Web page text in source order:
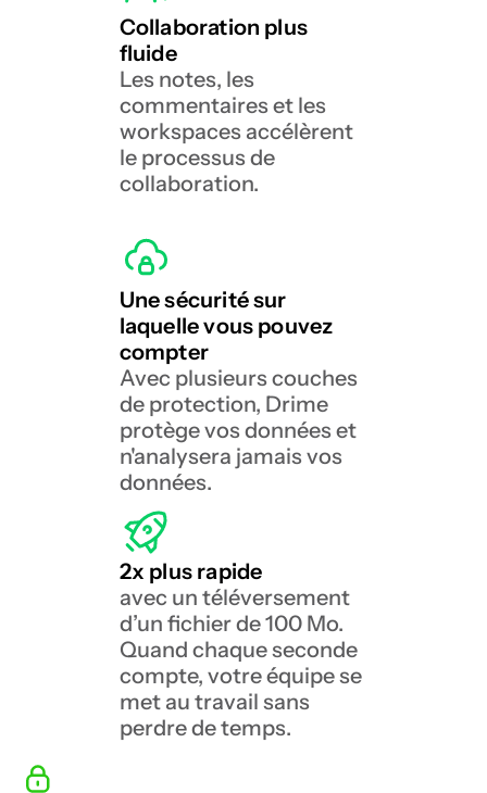
Collaboration plus
fluide
Les notes, les
commentaires et les
workspaces accélèrent
le processus de
collaboration.
Une sécurité sur
laquelle vous pouvez
compter
Avec plusieurs couches
de protection, Drime
protège vos données et
n'analysera jamais vos
données.
2x plus rapide
avec un téléversement
d’un fichier de 100 Mo.
Quand chaque seconde
compte, votre équipe se
met au travail sans
perdre de temps.